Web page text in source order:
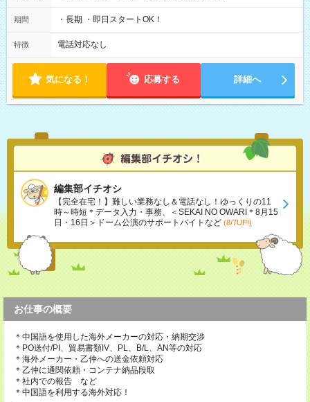
期間 ・長期 ・即日スタートOK！
特徴 電話対応なし
気になる！ 応募する 詳細へ
編集部イチオシ
【完全在宅！】難しい業務なし＆電話なし！ゆっくりの11
時～時短＊データ入力・事務、＜SEKAI NO OWARI＊8月15
日・16日＞ドーム公演のサポートバイトなど (8/7UP!)
お仕事の概要
＊中国語を使用した海外メーカーの対応・納期交渉
＊PO送付/PI、貿易書類IV、PL、B/L、AN等の対応
＊海外メーカー・乙仲への送金依頼対応
＊乙仲に通関依頼・コンテナ納品段取
＊社内での報告 など
＊中国語を利用する海外対応！